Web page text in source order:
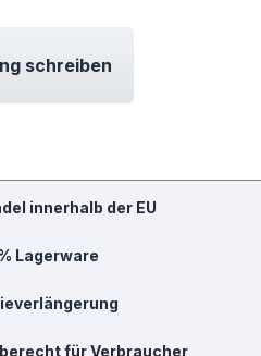
schreiben
innerhalb der EU
Lagerware
für Verbraucher